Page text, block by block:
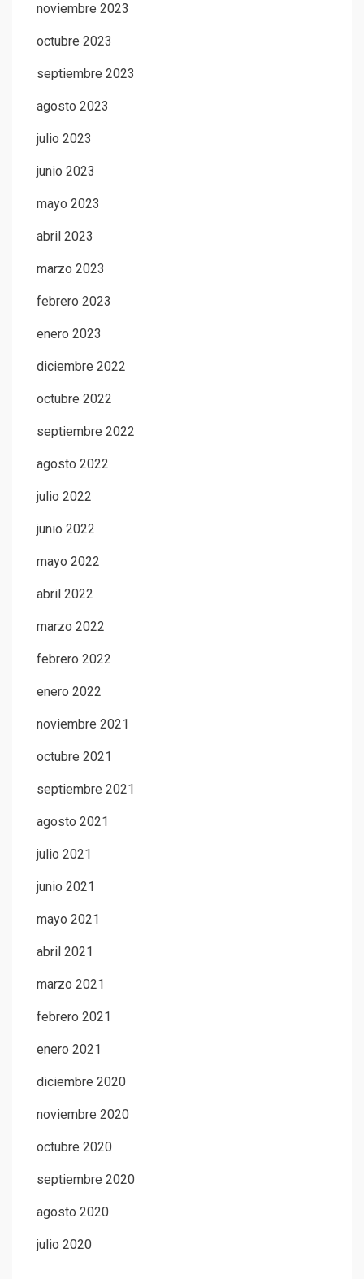
noviembre 2023
octubre 2023
septiembre 2023
agosto 2023
julio 2023
junio 2023
mayo 2023
abril 2023
marzo 2023
febrero 2023
enero 2023
diciembre 2022
octubre 2022
septiembre 2022
agosto 2022
julio 2022
junio 2022
mayo 2022
abril 2022
marzo 2022
febrero 2022
enero 2022
noviembre 2021
octubre 2021
septiembre 2021
agosto 2021
julio 2021
junio 2021
mayo 2021
abril 2021
marzo 2021
febrero 2021
enero 2021
diciembre 2020
noviembre 2020
octubre 2020
septiembre 2020
agosto 2020
julio 2020